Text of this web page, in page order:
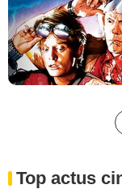
Top actus